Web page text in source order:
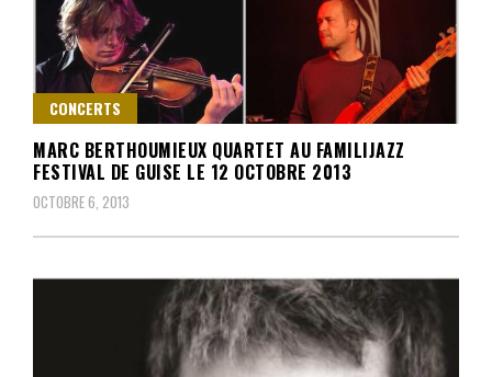
CONCERTS
MARC BERTHOUMIEUX QUARTET AU FAMILIJAZZ
FESTIVAL DE GUISE LE 12 OCTOBRE 2013
OCTOBRE 6, 2013